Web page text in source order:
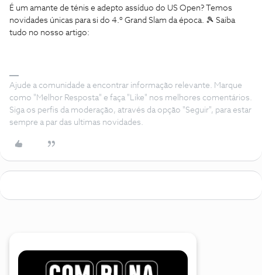
É um amante de ténis e adepto assíduo do US Open? Temos
novidades únicas para si do 4.º Grand Slam da época. 🎾 Saiba
tudo no nosso artigo:
Ajude a comunidade a encontrar informação relevante. Marque
como "Melhor Resposta" e faça "Like" nos melhores comentários.
Siga os perfis da moderação, através da opção "Seguir", para estar
sempre a par das ultimas novidades.